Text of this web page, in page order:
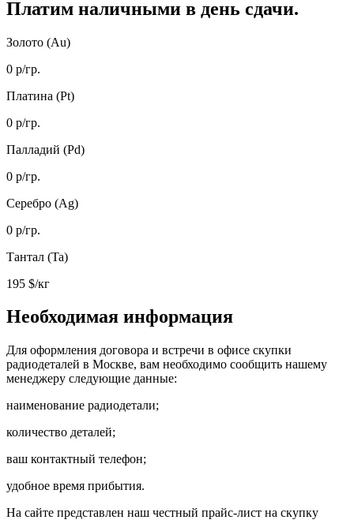
Платим наличными в день сдачи.
Золото (Au)
0 р/гр.
Платина (Pt)
0 р/гр.
Палладий (Pd)
0 р/гр.
Серебро (Ag)
0 р/гр.
Тантал (Ta)
195 $/кг
Необходимая информация
Для оформления договора и встречи в офисе скупки
радиодеталей в Москве, вам необходимо сообщить нашему
менеджеру следующие данные:
наименование радиодетали;
количество деталей;
ваш контактный телефон;
удобное время прибытия.
На сайте представлен наш честный прайс-лист на скупку